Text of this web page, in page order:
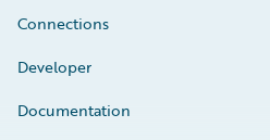
Connections
Developer
Documentation